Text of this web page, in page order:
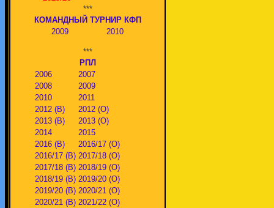
***
КОМАНДНЫЙ ТУРНИР КФП
2009
2010
***
РПЛ
2006
2007
2008
2009
2010
2011
2012 (В)
2012 (О)
2013 (В)
2013 (О)
2014
2015
2016 (В)
2016/17 (О)
2016/17 (В) 2017/18 (О)
2017/18 (В) 2018/19 (О)
2018/19 (В) 2019/20 (О)
2019/20 (В) 2020/21 (О)
2020/21 (В) 2021/22 (О)